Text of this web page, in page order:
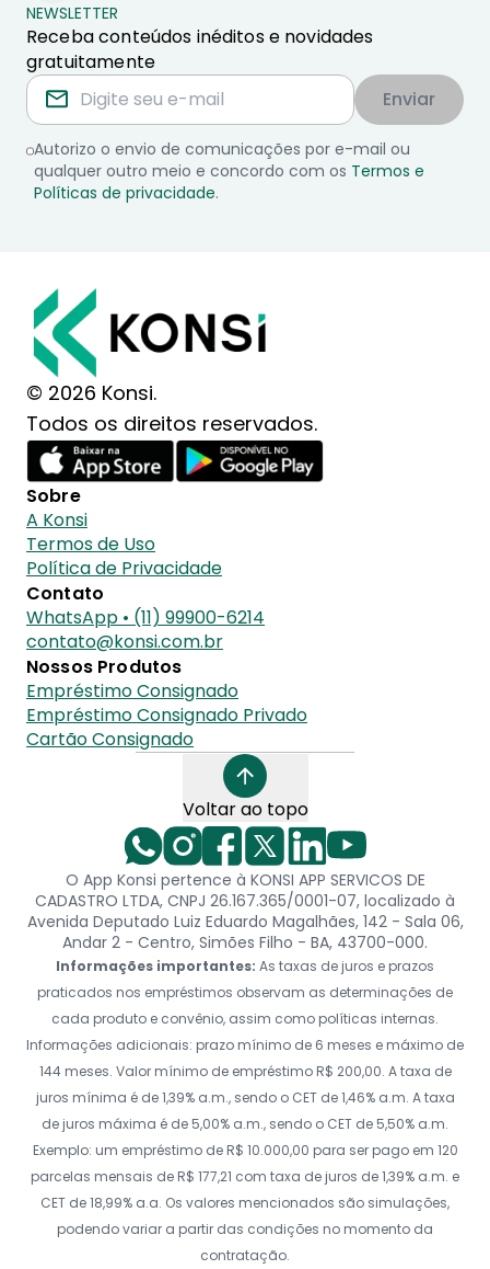
NEWSLETTER
Receba conteúdos inéditos e novidades
gratuitamente
Enviar
Autorizo o envio de comunicações por e-mail ou
qualquer outro meio e concordo com os Termos e
Políticas de privacidade.
© 2026 Konsi.
Todos os direitos reservados.
Sobre
A Konsi
Termos de Uso
Política de Privacidade
Contato
WhatsApp • (11) 99900-6214
contato@konsi.com.br
Nossos Produtos
Empréstimo Consignado
Empréstimo Consignado Privado
Cartão Consignado
Voltar ao topo
O App Konsi pertence à KONSI APP SERVICOS DE
CADASTRO LTDA, CNPJ 26.167.365/0001-07, localizado à
Avenida Deputado Luiz Eduardo Magalhães, 142 - Sala 06,
Andar 2 - Centro, Simões Filho - BA, 43700-000.
Informações importantes: As taxas de juros e prazos
praticados nos empréstimos observam as determinações de
cada produto e convênio, assim como políticas internas.
Informações adicionais: prazo mínimo de 6 meses e máximo de
144 meses. Valor mínimo de empréstimo R$ 200,00. A taxa de
juros mínima é de 1,39% a.m., sendo o CET de 1,46% a.m. A taxa
de juros máxima é de 5,00% a.m., sendo o CET de 5,50% a.m.
Exemplo: um empréstimo de R$ 10.000,00 para ser pago em 120
parcelas mensais de R$ 177,21 com taxa de juros de 1,39% a.m. e
CET de 18,99% a.a. Os valores mencionados são simulações,
podendo variar a partir das condições no momento da
contratação.